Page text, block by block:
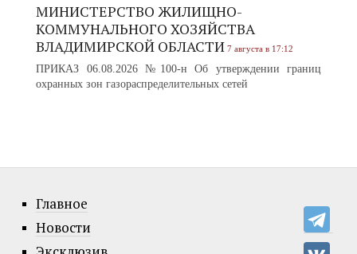
МИНИСТЕРСТВО ЖИЛИЩНО-
КОММУНАЛЬНОГО ХОЗЯЙСТВА
ВЛАДИМИРСКОЙ ОБЛАСТИ 7 августа в 17:12
ПРИКАЗ 06.08.2026 №100-н Об утверждении границ
охранных зон газораспределительных сетей
Главное
Новости